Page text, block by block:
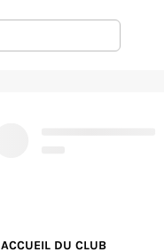
ACCUEIL DU CLUB